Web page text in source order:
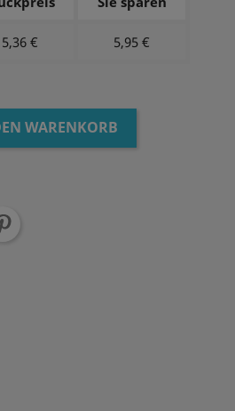
5,36 € 5,95 €
WARENKORB